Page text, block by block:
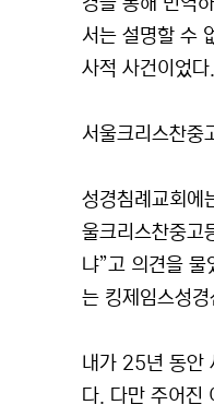
서는 설명할 수
사적 사건이었
서울크리스찬중
성경침례교회에
울크리스찬중고
냐”고 의견을
는 킹제임스성
내가 25년 동안
다. 다만 주어진